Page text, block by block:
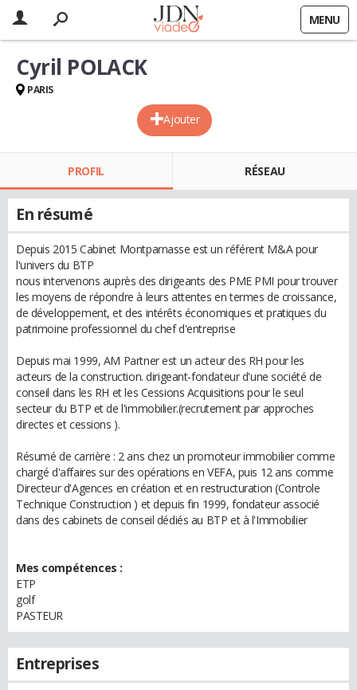
MENU
Ajouter
Cyril POLACK
PARIS
PROFIL RÉSEAU
En résumé
Depuis 2015 Cabinet Montparnasse est un référent M&A pour
l'univers du BTP
nous intervenons auprès des dirigeants des PME PMI pour trouver
les moyens de répondre à leurs attentes en termes de croissance,
de développement, et des intérêts économiques et pratiques du
patrimoine professionnel du chef d'entreprise
Depuis mai 1999, AM Partner est un acteur des RH pour les
acteurs de la construction. dirigeant-fondateur d'une société de
conseil dans les RH et les Cessions Acquisitions pour le seul
secteur du BTP et de l'immobilier.(recrutement par approches
directes et cessions ).
Résumé de carrière : 2 ans chez un promoteur immobilier comme
chargé d'affaires sur des opérations en VEFA, puis 12 ans comme
Directeur d'Agences en création et en restructuration (Controle
Technique Construction ) et depuis fin 1999, fondateur associé
dans des cabinets de conseil dédiés au BTP et à l'Immobilier
Mes compétences :
ETP
golf
PASTEUR
Entreprises